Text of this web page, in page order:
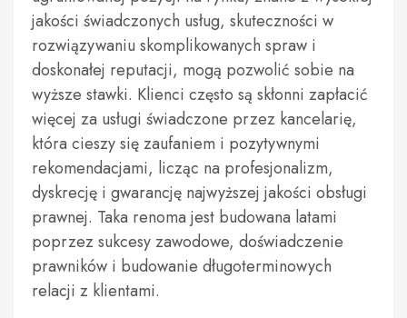
jakości świadczonych usług, skuteczności w
rozwiązywaniu skomplikowanych spraw i
doskonałej reputacji, mogą pozwolić sobie na
wyższe stawki. Klienci często są skłonni zapłacić
więcej za usługi świadczone przez kancelarię,
która cieszy się zaufaniem i pozytywnymi
rekomendacjami, licząc na profesjonalizm,
dyskrecję i gwarancję najwyższej jakości obsługi
prawnej. Taka renoma jest budowana latami
poprzez sukcesy zawodowe, doświadczenie
prawników i budowanie długoterminowych
relacji z klientami.